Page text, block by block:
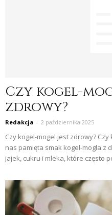
Czy kogel-
zdrowy?
Redakcja - 2 października 2025
Czy kogel-mogel jest zdrowy?
nas pamięta smak kogel-mogla z
jajek, cukru i mleka, które często